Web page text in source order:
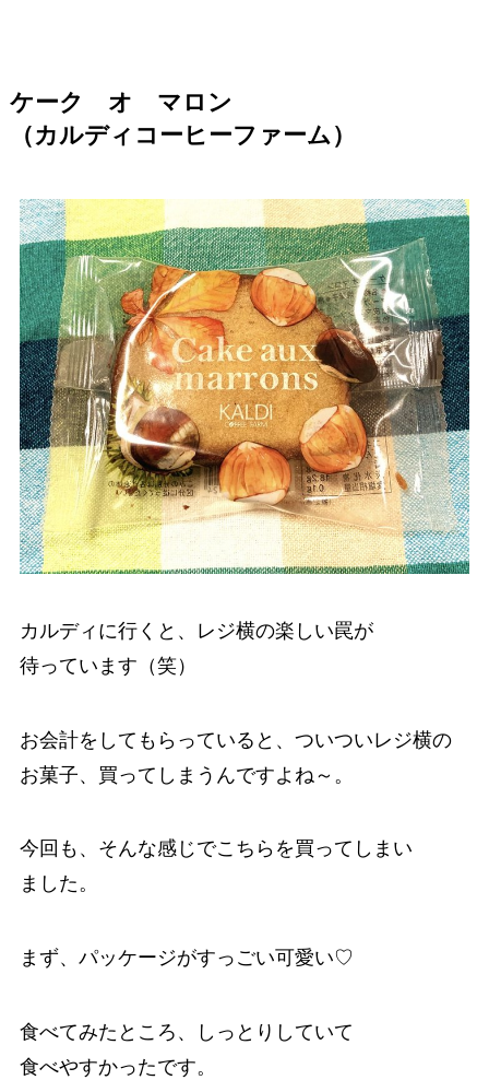
ケーク オ マロン
（カルディコーヒーファーム）
カルディに行くと、レジ横の楽しい罠が
待っています（笑）
お会計をしてもらっていると、ついついレジ横の
お菓子、買ってしまうんですよね～。
今回も、そんな感じでこちらを買ってしまい
ました。
まず、パッケージがすっごい可愛い♡
食べてみたところ、しっとりしていて
食べやすかったです。